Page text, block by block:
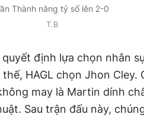
Thành nâng tỷ số lên 2-0
T.B
định lựa chọn nhân
HAGL chọn Jhon Cley.
may là Martin dính
Sau trận đấu này,